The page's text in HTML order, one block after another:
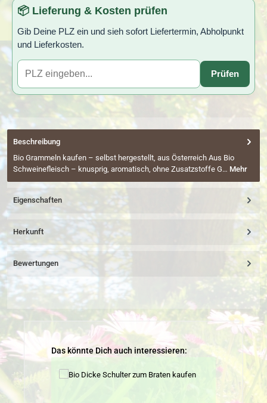
📦 Lieferung & Kosten prüfen
Gib Deine PLZ ein und sieh sofort Liefertermin, Abholpunkt
und Lieferkosten.
Prüfen
Beschreibung
Bio Grammeln kaufen – selbst hergestellt, aus Österreich Aus Bio
Schweinefleisch – knusprig, aromatisch, ohne Zusatzstoffe G… Mehr
Eigenschaften
Herkunft
Bewertungen
Produktgalerie überspringen
Das könnte Dich auch interessieren: